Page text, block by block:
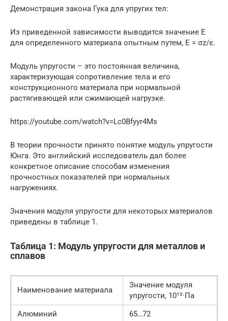
Демонстрация закона Гука для упругих тел:
Из приведенной зависимости выводится значение Е
для определенного материала опытным путем, Е = σz/ε.
Модуль упругости – это постоянная величина,
характеризующая сопротивление тела и его
конструкционного материала при нормальной
растягивающей или сжимающей нагрузке.
https://youtube.com/watch?v=Lc0Bfyyr4Ms
В теории прочности принято понятие модуль упругости
Юнга. Это английский исследователь дал более
конкретное описание способам изменения
прочностных показателей при нормальных
нагружениях.
Значения модуля упругости для некоторых материалов
приведены в таблице 1.
Таблица 1: Модуль упругости для металлов и
сплавов
Наименование материала
Значение модуля
упругости, 10¹²·Па
Алюминий
65…72